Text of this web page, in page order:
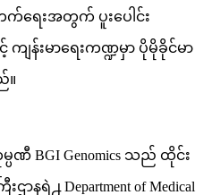
ေးအတွက် ပူးပေါင်း
န်းမာရေးကဏ္ဍမှာ ပိုမိုခိုင်မာ
။
ပဏီ BGI Genomics သည် ထိုင်း
ာနရဲ႕ Department of Medical